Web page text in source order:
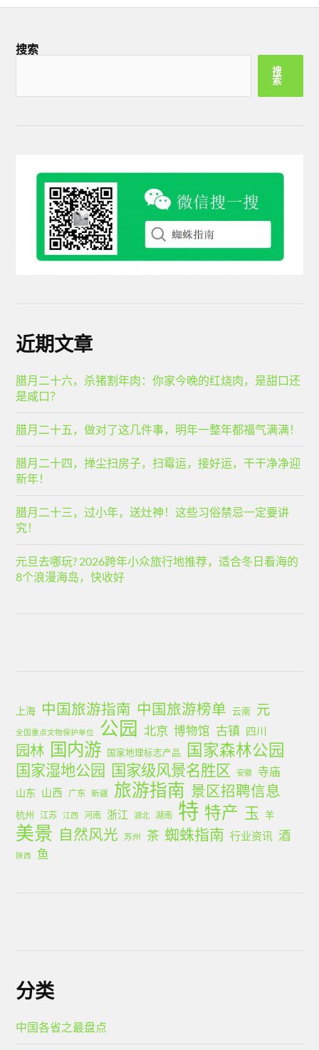
搜索
搜
索
近期文章
腊月二十六，杀猪割年肉：你家今晚的红烧肉，是甜口还
是咸口？
腊月二十五，做对了这几件事，明年一整年都福气满满！
腊月二十四，掸尘扫房子，扫霉运，接好运，干干净净迎
新年！
腊月二十三，过小年，送灶神！这些习俗禁忌一定要讲
究！
元旦去哪玩? 2026跨年小众旅行地推荐，适合冬日看海的
8个浪漫海岛，快收好
上海 中国旅游指南 中国旅游榜单 云南 元
全国重点文物保护单位 公园 北京 博物馆 古镇 四川
园林 国内游 国家地理标志产品 国家森林公园
国家湿地公园 国家级风景名胜区 安徽 寺庙
山东 山西 广东 新疆 旅游指南 景区招聘信息
杭州 江苏 江西 河南 浙江 湖北 湖南 特 特产 玉 羊
美景 自然风光 苏州 茶 蜘蛛指南 行业资讯 酒
陕西 鱼
分类
中国各省之最盘点